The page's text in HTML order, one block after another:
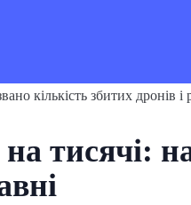
тисячі: